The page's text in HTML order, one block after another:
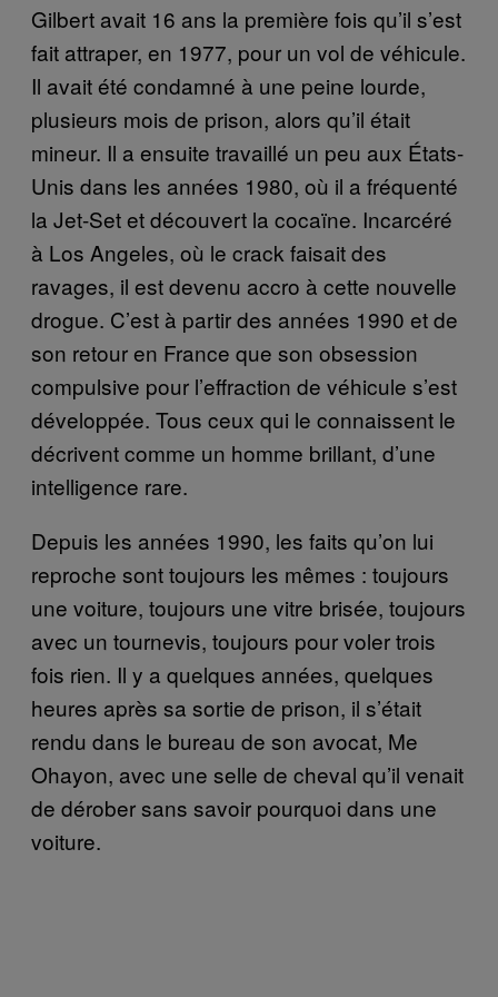
Gilbert avait 16 ans la première fois qu’il s’est
fait attraper, en 1977, pour un vol de véhicule.
Il avait été condamné à une peine lourde,
plusieurs mois de prison, alors qu’il était
mineur. Il a ensuite travaillé un peu aux États-
Unis dans les années 1980, où il a fréquenté
la Jet-Set et découvert la cocaïne. Incarcéré
à Los Angeles, où le crack faisait des
ravages, il est devenu accro à cette nouvelle
drogue. C’est à partir des années 1990 et de
son retour en France que son obsession
compulsive pour l’effraction de véhicule s’est
développée. Tous ceux qui le connaissent le
décrivent comme un homme brillant, d’une
intelligence rare.
Depuis les années 1990, les faits qu’on lui
reproche sont toujours les mêmes : toujours
une voiture, toujours une vitre brisée, toujours
avec un tournevis, toujours pour voler trois
fois rien. Il y a quelques années, quelques
heures après sa sortie de prison, il s’était
rendu dans le bureau de son avocat, Me
Ohayon, avec une selle de cheval qu’il venait
de dérober sans savoir pourquoi dans une
voiture.